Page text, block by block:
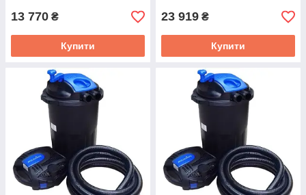
13 770 ₴
Купити
23 919 ₴
Купити